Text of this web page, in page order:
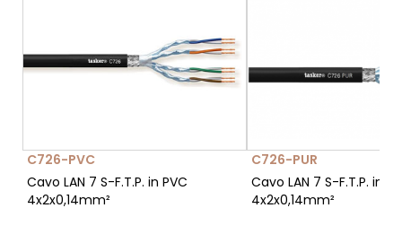
C726-PVC
Cavo LAN 7 S-F.T.P. in PVC
4x2x0,14mm²
C726-PUR
Cavo LAN 7 S-F.T.P. in
4x2x0,14mm²